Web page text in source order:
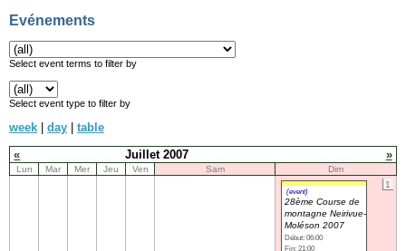
CONTACT
Ski ALPIN
Triathlon
Ski Nordique
Courses à pieds
Athlétisme
Slalom In-Line
Caisse à savon
Coupe "Journal La Gruyère"
Evénements
Select event terms to filter by
Select event type to filter by
week | day | table
«
Juillet 2007 »
Lun Mar Mer Jeu Ven Sam
Dim
1
(event)
28ème Course de
montagne Neirivue-
Moléson 2007
Début: 06:00
Fin: 21:00